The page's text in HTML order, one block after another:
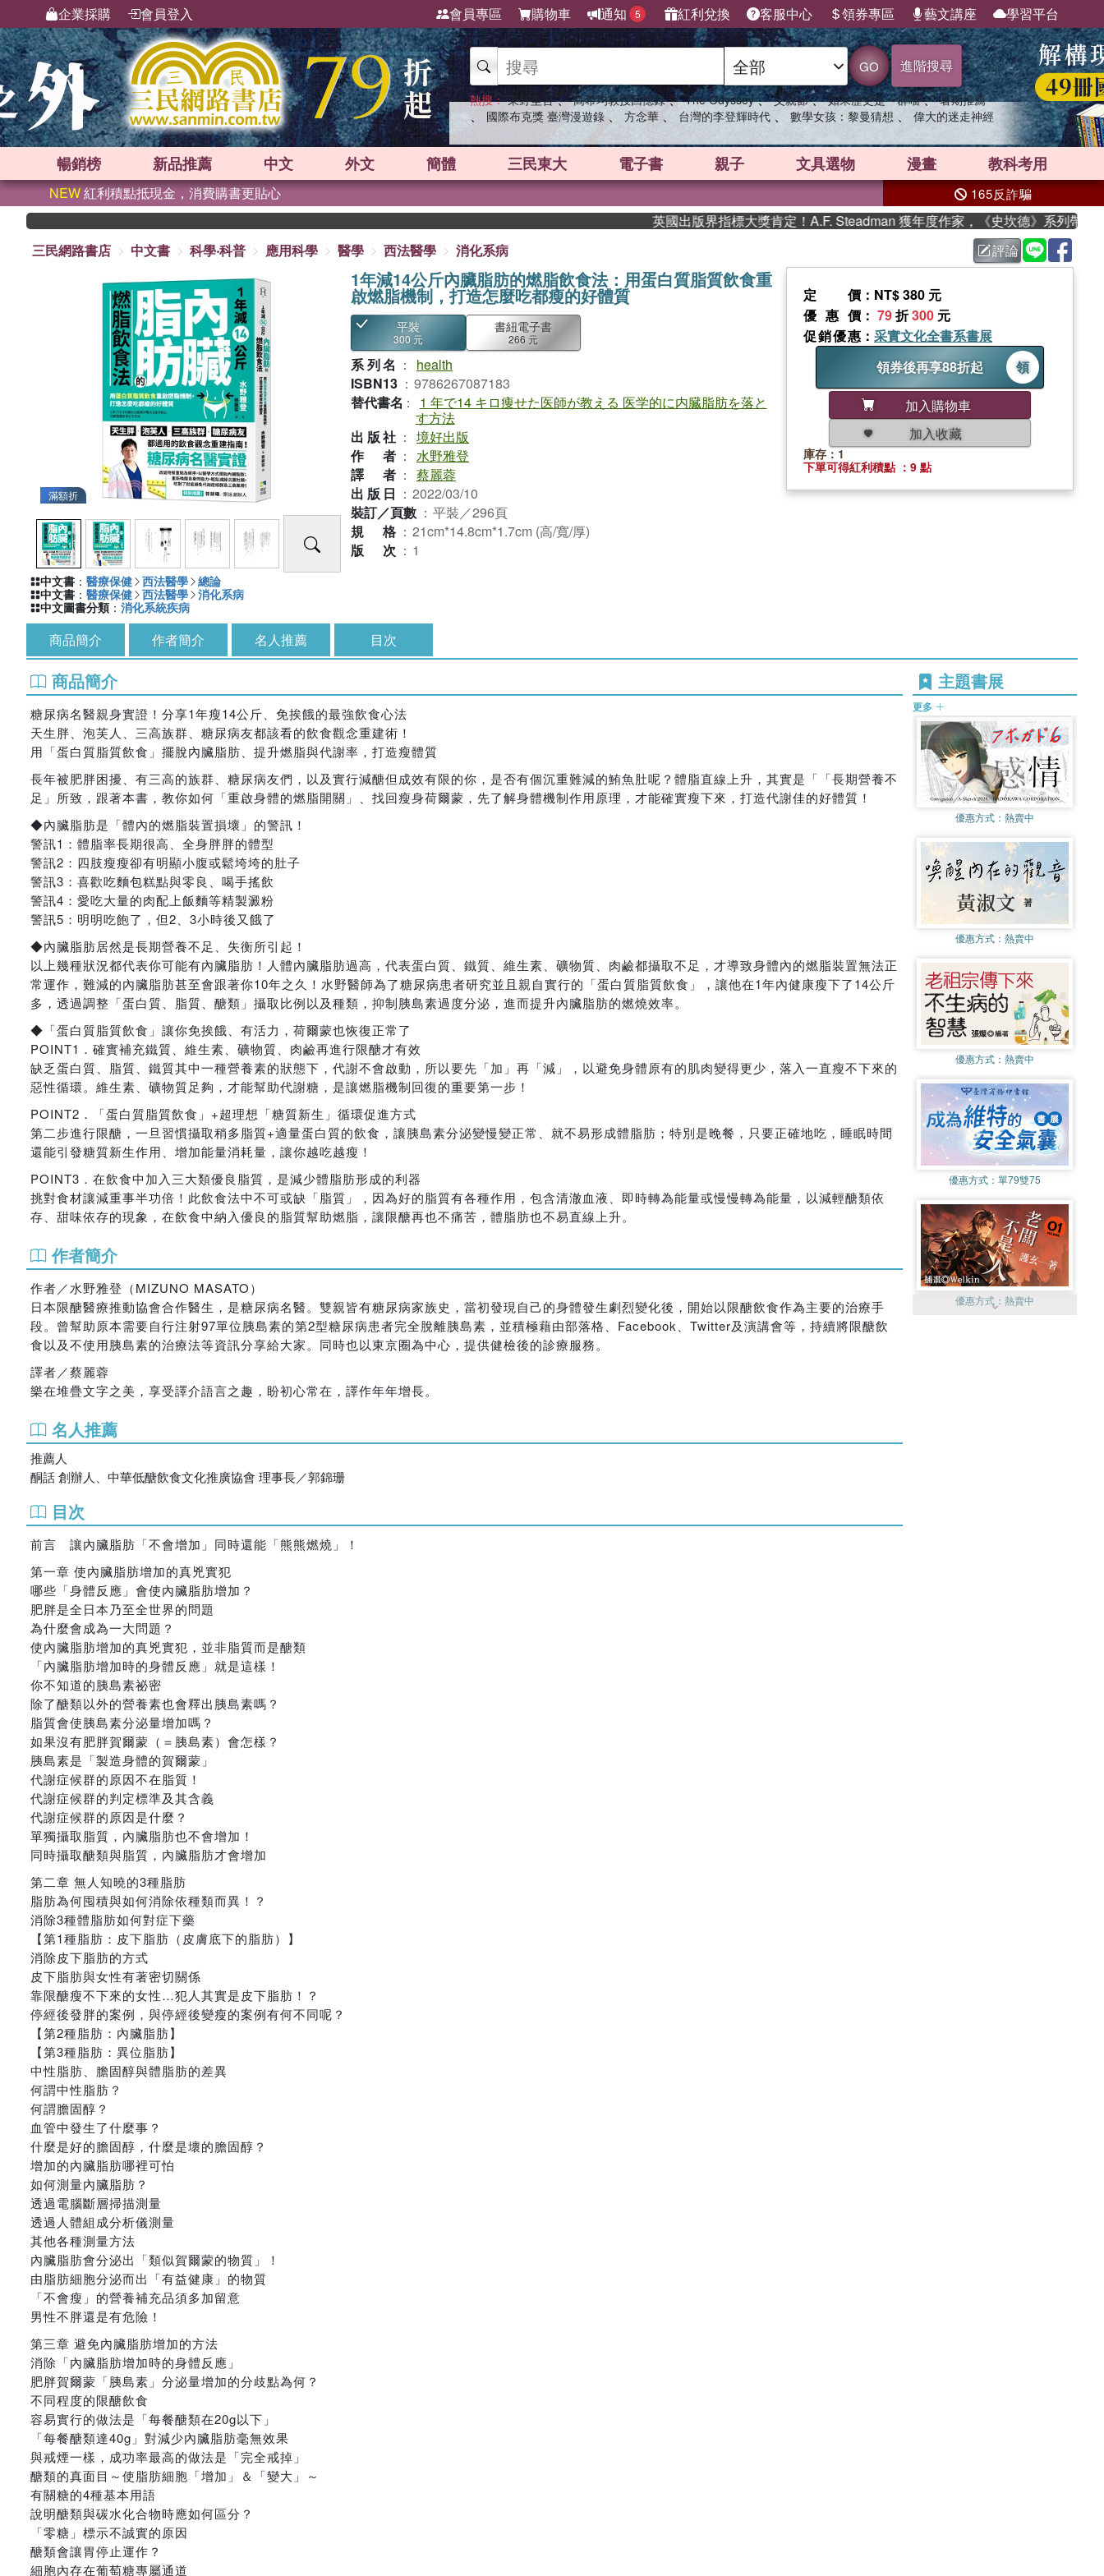
企業採購 會員登入 會員專區 購物車 通知 5 紅利兌換 客服中心 領券專區 藝文講座 學習平台
GO 進階搜尋
熱搜： 東野圭吾 、 高希均教授回憶錄 、 The Odyssey 、 父親節 、 如果歷史是一群喵 、 暑期推薦
、 國際布克獎 臺灣漫遊錄 、 方念華 、 台灣的李登輝時代 、 數學女孩：黎曼猜想 、 偉大的迷走神經
暢銷榜 新品推薦 中文 外文 簡體 三民東大 電子書 親子 文具選物 漫畫 教科考用
NEW紅利積點抵現金，消費購書更貼心 165反詐騙
英國出版界指標大獎肯定！A.F. Steadman 獲年度作家，《史坎德》系列帶你踏上熱血奇
三民網路書店
中文書 科學‧科普 應用科學 醫學 西法醫學 消化系病 評論
滿額折
1年減14公斤內臟脂肪的燃脂飲食法：用蛋白質脂質飲食重
啟燃脂機制，打造怎麼吃都瘦的好體質
平裝
300 元
書紐電子書
266 元
系列名 ：
health
ISBN13 ： 9786267087183
替代書名：
1 年で14 キロ痩せた医師が教える 医学的に内臓脂肪を落と
す方法
出版社 ： 境好出版
作者 ： 水野雅登
譯者 ： 蔡麗蓉
出版日 ： 2022/03/10
裝訂／頁數 ： 平裝／296頁
規格 ： 21cm*14.8cm*1.7cm (高/寬/厚)
版次 ： 1
定價 ：NT$ 380 元
優惠價 ： 79折300 元
促銷優惠 ： 采實文化全書系書展
領券後再享88折起
領
加入購物車
加入收藏
庫存：1
下單可得紅利積點 ：9 點
中文書 ： 醫療保健 西法醫學 總論
中文書 ： 醫療保健 西法醫學 消化系病
中文圖書分類 ： 消化系統疾病
商品簡介 作者簡介 名人推薦 目次
商品簡介
糖尿病名醫親身實證！分享1年瘦14公斤、免挨餓的最強飲食心法
天生胖、泡芙人、三高族群、糖尿病友都該看的飲食觀念重建術！
用「蛋白質脂質飲食」擺脫內臟脂肪、提升燃脂與代謝率，打造瘦體質
長年被肥胖困擾、有三高的族群、糖尿病友們，以及實行減醣但成效有限的你，是否有個沉重難減的鮪魚肚呢？體脂直線上升，其實是「「長期營養不
足」所致，跟著本書，教你如何「重啟身體的燃脂開關」、找回瘦身荷爾蒙，先了解身體機制作用原理，才能確實瘦下來，打造代謝佳的好體質！
◆內臟脂肪是「體內的燃脂裝置損壞」的警訊！
警訊1：體脂率長期很高、全身胖胖的體型
警訊2：四肢瘦瘦卻有明顯小腹或鬆垮垮的肚子
警訊3：喜歡吃麵包糕點與零良、喝手搖飲
警訊4：愛吃大量的肉配上飯麵等精製澱粉
警訊5：明明吃飽了，但2、3小時後又餓了
◆內臟脂肪居然是長期營養不足、失衡所引起！
以上幾種狀況都代表你可能有內臟脂肪！人體內臟脂肪過高，代表蛋白質、鐵質、維生素、礦物質、肉鹼都攝取不足，才導致身體內的燃脂裝置無法正
常運作，難減的內臟脂肪甚至會跟著你10年之久！水野醫師為了糖尿病患者研究並且親自實行的「蛋白質脂質飲食」，讓他在1年內健康瘦下了14公斤
多，透過調整「蛋白質、脂質、醣類」攝取比例以及種類，抑制胰島素過度分泌，進而提升內臟脂肪的燃燒效率。
◆「蛋白質脂質飲食」讓你免挨餓、有活力，荷爾蒙也恢復正常了
POINT1．確實補充鐵質、維生素、礦物質、肉鹼再進行限醣才有效
缺乏蛋白質、脂質、鐵質其中一種營養素的狀態下，代謝不會啟動，所以要先「加」再「減」，以避免身體原有的肌肉變得更少，落入一直瘦不下來的
惡性循環。維生素、礦物質足夠，才能幫助代謝糖，是讓燃脂機制回復的重要第一步！
POINT2．「蛋白質脂質飲食」+超理想「糖質新生」循環促進方式
第二步進行限醣，一旦習慣攝取稍多脂質+適量蛋白質的飲食，讓胰島素分泌變慢變正常、就不易形成體脂肪；特別是晚餐，只要正確地吃，睡眠時間
還能引發糖質新生作用、增加能量消耗量，讓你越吃越瘦！
POINT3．在飲食中加入三大類優良脂質，是減少體脂肪形成的利器
挑對食材讓減重事半功倍！此飲食法中不可或缺「脂質」，因為好的脂質有各種作用，包含清澈血液、即時轉為能量或慢慢轉為能量，以減輕醣類依
存、甜味依存的現象，在飲食中納入優良的脂質幫助燃脂，讓限醣再也不痛苦，體脂肪也不易直線上升。
作者簡介
作者／水野雅登（MIZUNO MASATO）
日本限醣醫療推動協會合作醫生，是糖尿病名醫。雙親皆有糖尿病家族史，當初發現自己的身體發生劇烈變化後，開始以限醣飲食作為主要的治療手
段。曾幫助原本需要自行注射97單位胰島素的第2型糖尿病患者完全脫離胰島素，並積極藉由部落格、Facebook、Twitter及演講會等，持續將限醣飲
食以及不使用胰島素的治療法等資訊分享給大家。同時也以東京圈為中心，提供健檢後的診療服務。
譯者／蔡麗蓉
樂在堆疊文字之美，享受譯介語言之趣，盼初心常在，譯作年年增長。
名人推薦
推薦人
酮話 創辦人、中華低醣飲食文化推廣協會 理事長／郭錦珊
目次
前言 讓內臟脂肪「不會增加」同時還能「熊熊燃燒」！
第一章 使內臟脂肪增加的真兇實犯
哪些「身體反應」會使內臟脂肪增加？
肥胖是全日本乃至全世界的問題
為什麼會成為一大問題？
使內臟脂肪增加的真兇實犯，並非脂質而是醣類
「內臟脂肪增加時的身體反應」就是這樣！
你不知道的胰島素祕密
除了醣類以外的營養素也會釋出胰島素嗎？
脂質會使胰島素分泌量增加嗎？
如果沒有肥胖賀爾蒙（＝胰島素）會怎樣？
胰島素是「製造身體的賀爾蒙」
代謝症候群的原因不在脂質！
代謝症候群的判定標準及其含義
代謝症候群的原因是什麼？
單獨攝取脂質，內臟脂肪也不會增加！
同時攝取醣類與脂質，內臟脂肪才會增加
第二章 無人知曉的3種脂肪
脂肪為何囤積與如何消除依種類而異！？
消除3種體脂肪如何對症下藥
【第1種脂肪：皮下脂肪（皮膚底下的脂肪）】
消除皮下脂肪的方式
皮下脂肪與女性有著密切關係
靠限醣瘦不下來的女性…犯人其實是皮下脂肪！？
停經後發胖的案例，與停經後變瘦的案例有何不同呢？
【第2種脂肪：內臟脂肪】
【第3種脂肪：異位脂肪】
中性脂肪、膽固醇與體脂肪的差異
何謂中性脂肪？
何謂膽固醇？
血管中發生了什麼事？
什麼是好的膽固醇，什麼是壞的膽固醇？
增加的內臟脂肪哪裡可怕
如何測量內臟脂肪？
透過電腦斷層掃描測量
透過人體組成分析儀測量
其他各種測量方法
內臟脂肪會分泌出「類似賀爾蒙的物質」！
由脂肪細胞分泌而出「有益健康」的物質
「不會瘦」的營養補充品須多加留意
男性不胖還是有危險！
第三章 避免內臟脂肪增加的方法
消除「內臟脂肪增加時的身體反應」
肥胖賀爾蒙「胰島素」分泌量增加的分歧點為何？
不同程度的限醣飲食
容易實行的做法是「每餐醣類在20g以下」
「每餐醣類達40g」對減少內臟脂肪毫無效果
與戒煙一樣，成功率最高的做法是「完全戒掉」
醣類的真面目～使脂肪細胞「增加」＆「變大」～
有關糖的4種基本用語
說明醣類與碳水化合物時應如何區分？
「零糖」標示不誠實的原因
醣類會讓胃停止運作？
細胞內存在葡萄糖專屬通道
主題書展
更多
優惠方式： 熱賣中
優惠方式： 熱賣中
優惠方式： 熱賣中
優惠方式： 單79雙75
優惠方式： 熱賣中